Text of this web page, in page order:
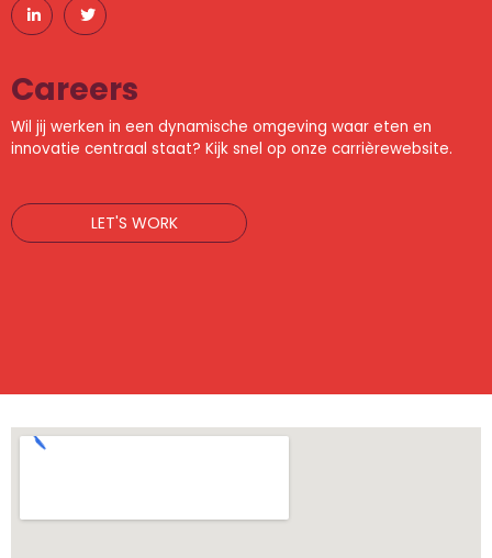
Careers
Wil jij werken in een dynamische omgeving waar eten en
innovatie centraal staat? Kijk snel op onze carrièrewebsite.
LET'S WORK